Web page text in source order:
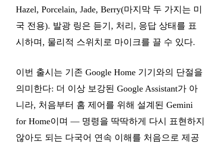
Hazel, Porcelain, Jade, Berry(마지막 두 가지는 미
국 전용). 발광 링은 듣기, 처리, 응답 상태를 표
시하며, 물리적 스위치로 마이크를 끌 수 있다.
이번 출시는 기존 Google Home 기기와의 단절을
의미한다: 더 이상 보강된 Google Assistant가 아
니라, 처음부터 홈 제어를 위해 설계된 Gemini
for Home이며 — 명령을 딱딱하게 다시 표현하지
않아도 되는 다국어 연속 이해를 처음으로 제공